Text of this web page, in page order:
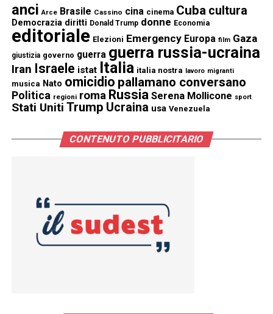
anci Arce Brasile Cassino cina cinema Cuba cultura
Democrazia diritti Donald Trump donne Economia
editoriale Elezioni Emergency Europa film Gaza
giustizia governo guerra guerra russia-ucraina
Iran Israele istat Italia italia nostra lavoro migranti
musica Nato omicidio pallamano conversano
Politica regioni roma Russia Serena Mollicone sport
Stati Uniti Trump Ucraina usa Venezuela
CONTENUTO PUBBLICITARIO